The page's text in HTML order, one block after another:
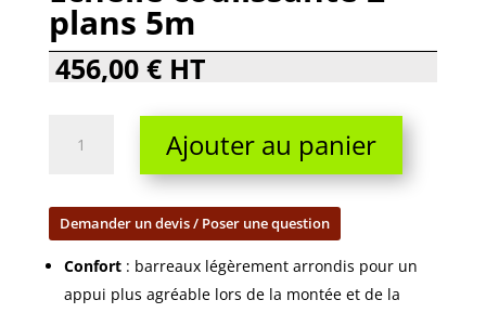
plans 5m
456,00 € HT
coulissante
5m
Ajouter au panier
Demander un devis / Poser une question
Confort: barreaux légèrement arrondis pour un
appui plus agréable lors de la montée et de la